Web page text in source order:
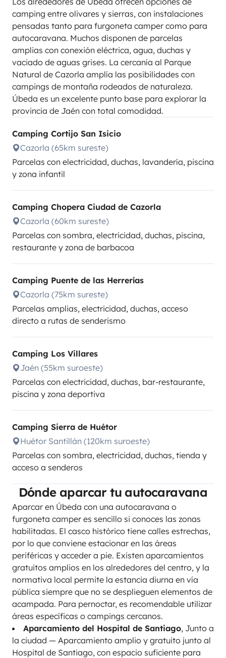
camping entre olivares y sierras, con instalaciones
pensadas tanto para furgoneta camper como para
autocaravana. Muchos disponen de parcelas
amplias con conexión eléctrica, agua, duchas y
vaciado de aguas grises. La cercanía al Parque
Natural de Cazorla amplía las posibilidades con
campings de montaña rodeados de naturaleza.
Úbeda es un excelente punto base para explorar la
provincia de Jaén con total comodidad.
Camping Cortijo San Isicio
Cazorla (65km sureste)
Parcelas con electricidad, duchas, lavandería, piscina
y zona infantil
Camping Chopera Ciudad de Cazorla
Cazorla (60km sureste)
Parcelas con sombra, electricidad, duchas, piscina,
restaurante y zona de barbacoa
Camping Puente de las Herrerías
Cazorla (75km sureste)
Parcelas amplias, electricidad, duchas, acceso
directo a rutas de senderismo
Camping Los Villares
Jaén (55km suroeste)
Parcelas con electricidad, duchas, bar-restaurante,
piscina y zona deportiva
Camping Sierra de Huétor
Huétor Santillán (120km suroeste)
Parcelas con sombra, electricidad, duchas, tienda y
acceso a senderos
Dónde aparcar tu autocaravana
Aparcar en Úbeda con una autocaravana o
furgoneta camper es sencillo si conoces las zonas
habilitadas. El casco histórico tiene calles estrechas,
por lo que conviene estacionar en las áreas
periféricas y acceder a pie. Existen aparcamientos
gratuitos amplios en los alrededores del centro, y la
normativa local permite la estancia diurna en vía
pública siempre que no se desplieguen elementos de
acampada. Para pernoctar, es recomendable utilizar
áreas específicas o campings cercanos.
Aparcamiento del Hospital de Santiago, Junto a
la ciudad — Aparcamiento amplio y gratuito junto al
Hospital de Santiago, con espacio suficiente para